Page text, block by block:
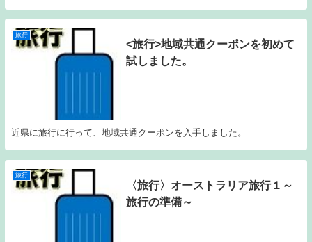
旅行
<旅行>地域共通クーポンを初めて
試しました。
近県に旅行に行って、地域共通クーポンを入手しました。
旅行
〈旅行〉オーストラリア旅行１～
旅行の準備～